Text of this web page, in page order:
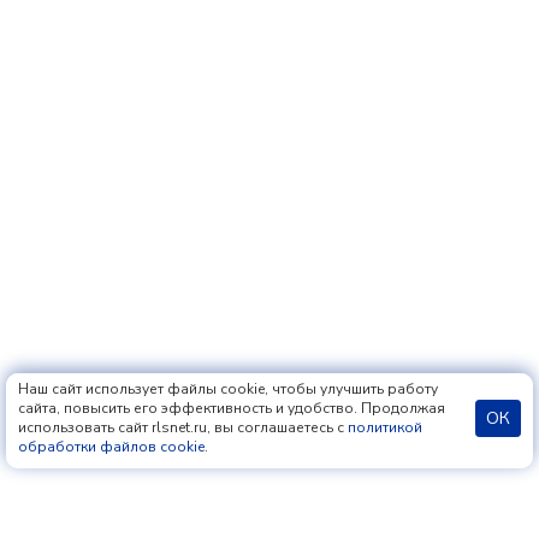
Наш сайт использует файлы cookie, чтобы улучшить работу
сайта, повысить его эффективность и удобство. Продолжая
использовать сайт rlsnet.ru, вы соглашаетесь с политикой
обработки файлов cookie.
ОК